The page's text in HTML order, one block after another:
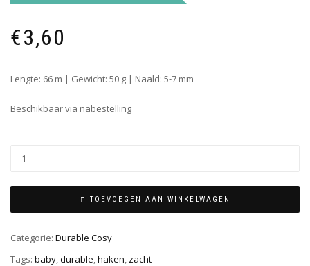
€3,60
Lengte: 66 m | Gewicht: 50 g | Naald: 5-7 mm
Beschikbaar via nabestelling
TOEVOEGEN AAN WINKELWAGEN
Categorie: Durable Cosy
Tags: baby,durable,haken, zacht